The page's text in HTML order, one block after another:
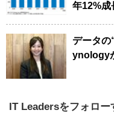
年12%成
データの
ynology
IT Leadersをフォロー